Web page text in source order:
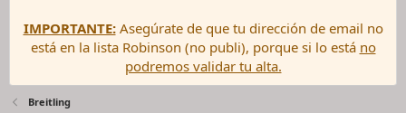
IMPORTANTE:Asegúrate de que tu dirección de email no
está en la lista Robinson (no publi), porque si lo está no
podremos validar tu alta.
Breitling